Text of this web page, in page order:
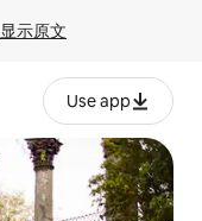
显示原文
Use app